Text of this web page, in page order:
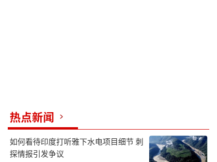
热点新闻
如何看待印度打听雅下水电项目细节 刺
探情报引发争议